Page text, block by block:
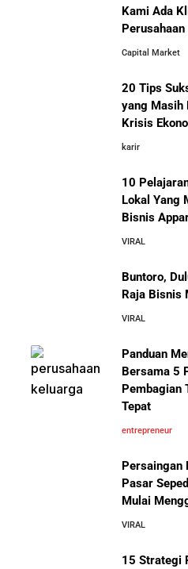
Terbaik
10
Sepatu
Menarik
Asal
10
Brand
Belajar dari Kopi Kenangan:
Cara Mendirikan Kafe
Rahasia Sukses Starbucks:
Pengalaman Pelanggan
5 Cara Aman Pindah
Lengkap untuk Pemula
5 Alasan Kenapa Bekerja di
Sebelum Memulai Usaha
5 Alasan Kenapa Kamu
Orang Lain Sebelum Bikin
Kami Ada
Perusahaan
Capital Market
20 Tips
yang Masih
Krisis
karir
10
Lokal Yang
Bisnis
VIRAL
Buntoro,
Raja Bisnis
VIRAL
Panduan
Bersama 5
Pembagian
Tepat
entrepreneur
Persaingan
Pasar
Mulai
VIRAL
15 Strategi